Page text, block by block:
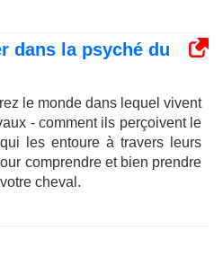
dans la psyché du
le monde dans lequel vivent
- comment ils perçoivent le
les entoure à travers leurs
comprendre et bien prendre
cheval.